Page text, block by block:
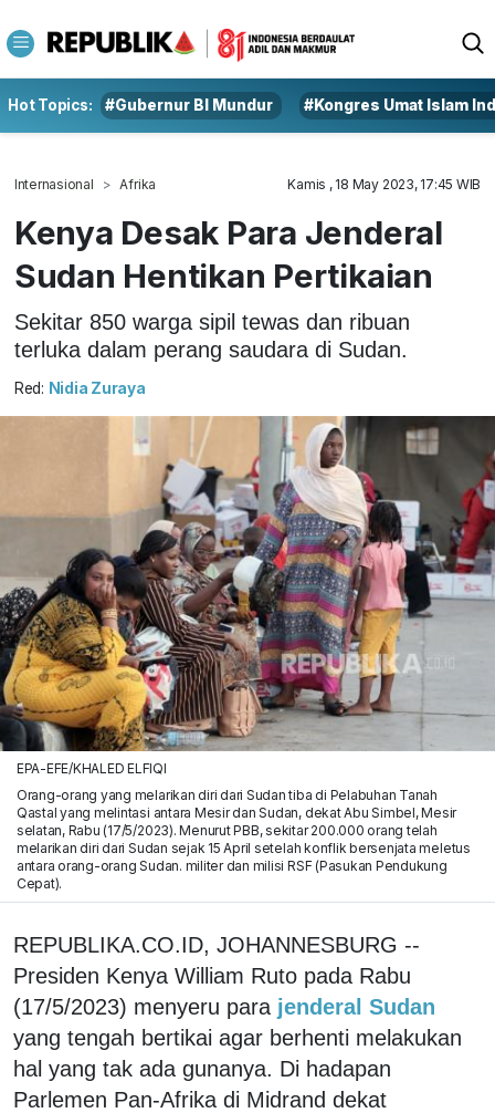
Hot Topics: #Gubernur BI Mundur #Kongres Umat Islam
Internasional Afrika Kamis , 18 May 2023, 17:45 WIB
Kenya Desak Para Jenderal
Sudan Hentikan Pertikaian
Sekitar 850 warga sipil tewas dan ribuan
terluka dalam perang saudara di Sudan.
Red: Nidia Zuraya
EPA-EFE/KHALED ELFIQI
Orang-orang yang melarikan diri dari Sudan tiba di Pelabuhan Tanah
Qastal yang melintasi antara Mesir dan Sudan, dekat Abu Simbel, Mesir
selatan, Rabu (17/5/2023). Menurut PBB, sekitar 200.000 orang telah
melarikan diri dari Sudan sejak 15 April setelah konflik bersenjata meletus
antara orang-orang Sudan. militer dan milisi RSF (Pasukan Pendukung
Cepat).
REPUBLIKA.CO.ID, JOHANNESBURG --
Presiden Kenya William Ruto pada Rabu
(17/5/2023) menyeru para jenderal Sudan
yang tengah bertikai agar berhenti melakukan
hal yang tak ada gunanya. Di hadapan
Parlemen Pan-Afrika di Midrand dekat